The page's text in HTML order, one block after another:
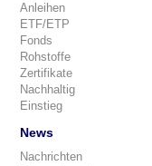
Anleihen
ETF/ETP
Fonds
Rohstoffe
Zertifikate
Nachhaltig
Einstieg
News
Nachrichten